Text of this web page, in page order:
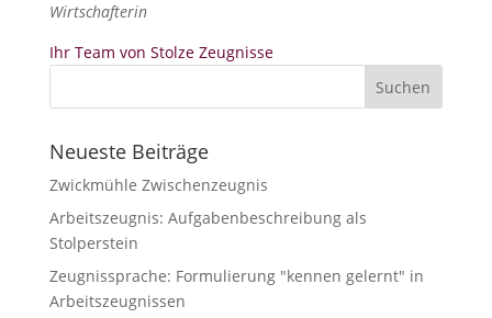
Wirtschafterin
Ihr Team von Stolze Zeugnisse
Neueste Beiträge
Zwickmühle Zwischenzeugnis
Arbeitszeugnis: Aufgabenbeschreibung als
Stolperstein
Zeugnissprache: Formulierung "kennen gelernt" in
Arbeitszeugnissen